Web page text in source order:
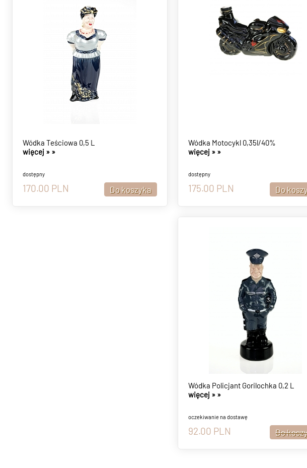
Wódka Teściowa 0,5 L
więcej » »
dostępny
170.00 PLN
Wódka Motocykl 0,35l/40%
więcej » »
dostępny
175.00 PLN
Wódka Policjant Gorilochka 0,2 L
więcej » »
oczekiwanie na dostawę
92.00 PLN